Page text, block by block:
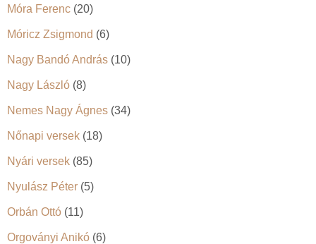
Móra Ferenc (20)
Móricz Zsigmond (6)
Nagy Bandó András (10)
Nagy László (8)
Nemes Nagy Ágnes (34)
Nőnapi versek (18)
Nyári versek (85)
Nyulász Péter (5)
Orbán Ottó (11)
Orgoványi Anikó (6)